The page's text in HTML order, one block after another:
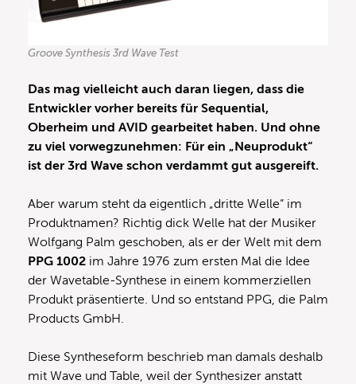
Groove Synthesis 3rd Wave Test
Das mag vielleicht auch daran liegen, dass die
Entwickler vorher bereits für Sequential,
Oberheim und AVID gearbeitet haben. Und ohne
zu viel vorwegzunehmen: Für ein „Neuprodukt“
ist der 3rd Wave schon verdammt gut ausgereift.
Aber warum steht da eigentlich „dritte Welle“ im
Produktnamen? Richtig dick Welle hat der Musiker
Wolfgang Palm geschoben, als er der Welt mit dem
PPG 1002 im Jahre 1976 zum ersten Mal die Idee
der Wavetable-Synthese in einem kommerziellen
Produkt präsentierte. Und so entstand PPG, die Palm
Products GmbH.
Diese Syntheseform beschrieb man damals deshalb
mit Wave und Table, weil der Synthesizer anstatt